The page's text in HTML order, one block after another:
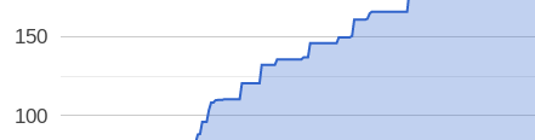
100
150